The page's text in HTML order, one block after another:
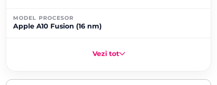
MODEL PROCESOR
Apple A10 Fusion (16 nm)
Vezi tot